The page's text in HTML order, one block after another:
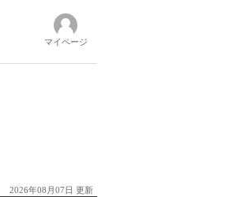
マイページ
2026年08月07日 更新